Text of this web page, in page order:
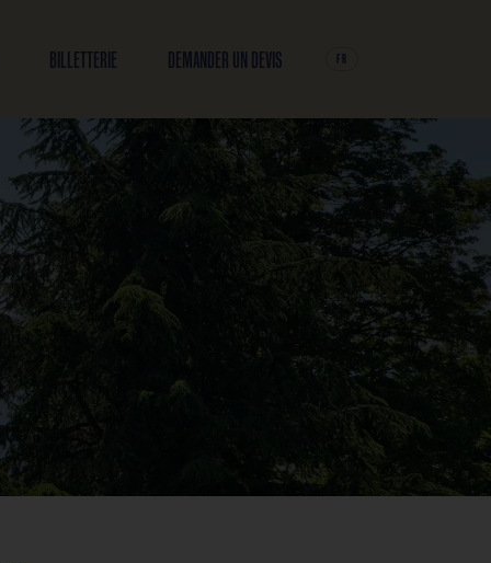
INFOS PRATIQUES BILLETTERIE